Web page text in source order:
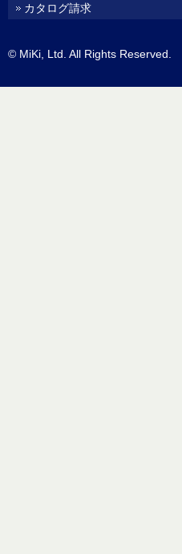
カタログ請求
© MiKi, Ltd. All Rights Reserved.